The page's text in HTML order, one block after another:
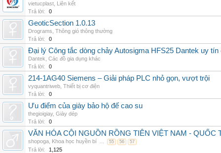
vietucplast Liên kết
Trả lời:
0
GeoticSection 1.0.13
Drograms Thông gió thông thường
Trả lời:
0
Đại lý Công tắc dòng chảy Autosigma HFS25 Dantek uy tín
Dantek Các đồ gia dụng khác
Trả lời:
0
214-1AG40 Siemens – Giải pháp PLC nhỏ gọn, vượt trội
vyquantriweb Thiết bị cơ điện
Trả lời:
0
Ưu điểm của giày bảo hộ đế cao su
thegioigiay, Giày dép
Trả lời:
0
VĂN HÓA CỘI NGUỒN RỒNG TIÊN VIỆT NAM -
shopoga Khoa học huyền bí ... 55 56 57
Trả lời: 1,125